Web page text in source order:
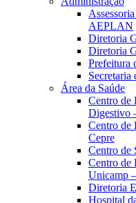
AEPLAN
Diretoria
Diretoria
Prefeitura
Área da Saúde
Centro de
Digestivo
Centro de
Cepre
Centro de
Centro de
Unicamp
Diretoria
Hospital